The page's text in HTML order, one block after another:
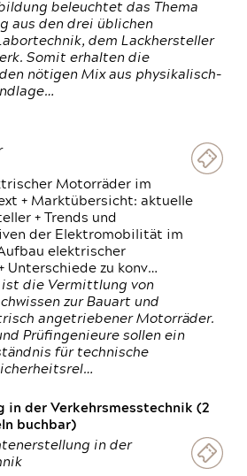
beleuchtet das Thema
aus den drei üblichen
dem Lackhersteller
Somit erhalten die
nötigen Mix aus physikalisch-
Motorräder im
+ Marktübersicht: aktuelle
+ Trends und
der Elektromobilität im
elektrischer
Unterschiede zu konv…
ist die Vermittlung von
zur Bauart und
angetriebener Motorräder.
Prüfingenieure sollen ein
für technische
in der Verkehrsmesstechnik (2
buchbar)
in der